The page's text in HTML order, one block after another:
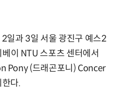
일과 3일 서울 광진구 예스2
이 NTU 스포츠 센터에서
Pony (드래곤포니) Concer
다.